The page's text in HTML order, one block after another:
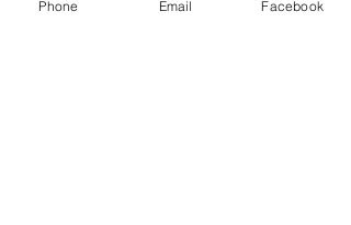
Phone Email Facebook